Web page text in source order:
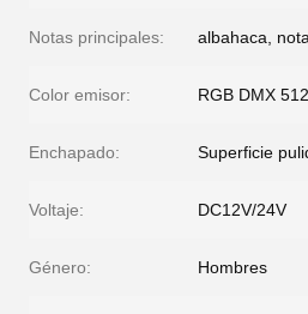
Notas principales: albahaca,
Color emisor: RGB DMX 512
Enchapado: Superficie
Voltaje: DC12V/24V
Género: Hombres